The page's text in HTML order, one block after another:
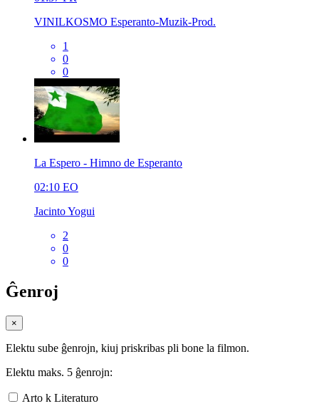
VINILKOSMO Esperanto-Muzik-Prod.
1
0
0
La Espero - Himno de Esperanto
02:10 EO
Jacinto Yogui
2
0
0
Ĝenroj
×
Elektu sube ĝenrojn, kiuj priskribas pli bone la filmon.
Elektu maks. 5 ĝenrojn:
Arto k Literaturo